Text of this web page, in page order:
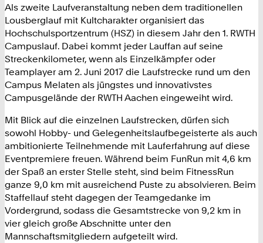
Als zweite Laufveranstaltung neben dem traditionellen
Lousberglauf mit Kultcharakter organisiert das
Hochschulsportzentrum (HSZ) in diesem Jahr den 1. RWTH
Campuslauf. Dabei kommt jeder Lauffan auf seine
Streckenkilometer, wenn als Einzelkämpfer oder
Teamplayer am 2. Juni 2017 die Laufstrecke rund um den
Campus Melaten als jüngstes und innovativstes
Campusgelände der RWTH Aachen eingeweiht wird.
Mit Blick auf die einzelnen Laufstrecken, dürfen sich
sowohl Hobby- und Gelegenheitslaufbegeisterte als auch
ambitionierte Teilnehmende mit Lauferfahrung auf diese
Eventpremiere freuen. Während beim FunRun mit 4,6 km
der Spaß an erster Stelle steht, sind beim FitnessRun
ganze 9,0 km mit ausreichend Puste zu absolvieren. Beim
Staffellauf steht dagegen der Teamgedanke im
Vordergrund, sodass die Gesamtstrecke von 9,2 km in
vier gleich große Abschnitte unter den
Mannschaftsmitgliedern aufgeteilt wird.